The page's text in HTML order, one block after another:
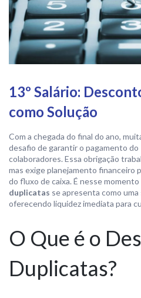
13º Salário:
como Solução
Com a chegada do final do ano,
desafio de garantir o pagamento do
colaboradores. Essa obrigação
mas exige planejamento financeiro
do fluxo de caixa. É nesse momento
duplicatas se apresenta como
oferecendo liquidez imediata para
O Que é o
Duplicatas?